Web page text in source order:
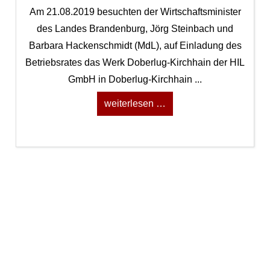
Am 21.08.2019 besuchten der Wirtschaftsminister
des Landes Brandenburg, Jörg Steinbach und
Barbara Hackenschmidt (MdL), auf Einladung des
Betriebsrates das Werk Doberlug-Kirchhain der HIL
GmbH in Doberlug-Kirchhain ...
weiterlesen …